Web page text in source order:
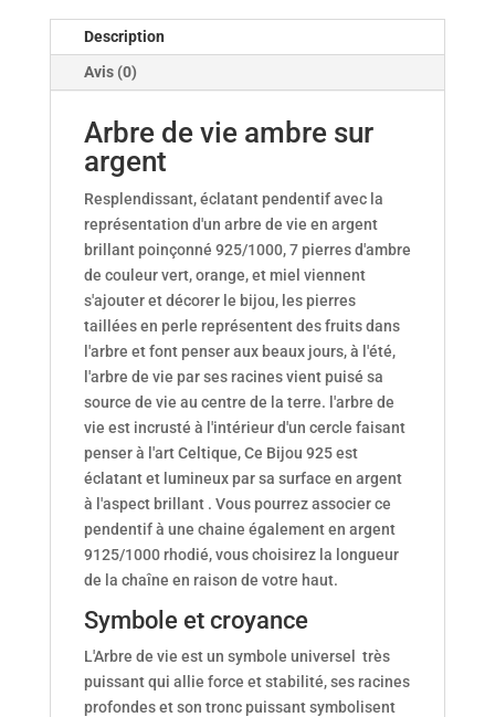
Description
Avis (0)
Arbre de vie ambre sur
argent
Resplendissant, éclatant pendentif avec la
représentation d'un arbre de vie en argent
brillant poinçonné 925/1000, 7 pierres d'ambre
de couleur vert, orange, et miel viennent
s'ajouter et décorer le bijou, les pierres
taillées en perle représentent des fruits dans
l'arbre et font penser aux beaux jours, à l'été,
l'arbre de vie par ses racines vient puisé sa
source de vie au centre de la terre. l'arbre de
vie est incrusté à l'intérieur d'un cercle faisant
penser à l'art Celtique, Ce Bijou 925 est
éclatant et lumineux par sa surface en argent
à l'aspect brillant . Vous pourrez associer ce
pendentif à une chaine également en argent
9125/1000 rhodié, vous choisirez la longueur
de la chaîne en raison de votre haut.
Symbole et croyance
L'Arbre de vie est un symbole universel très
puissant qui allie force et stabilité, ses racines
profondes et son tronc puissant symbolisent